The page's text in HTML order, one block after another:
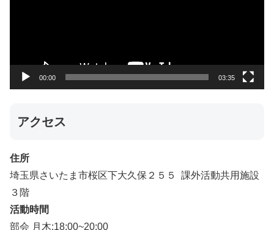
00:00 03:35
アクセス
住所
埼玉県さいたま市桜区下大久保２５５ 課外活動共用施設
３階
活動時間
部会 月木:18:00~20:00